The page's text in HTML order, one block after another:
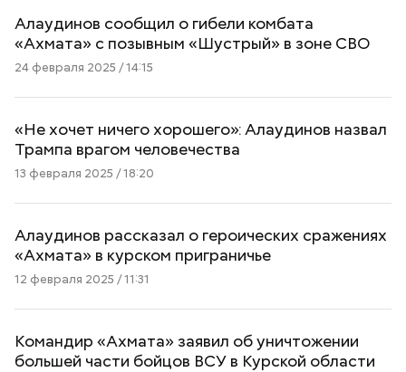
Алаудинов сообщил о гибели комбата
«Ахмата» с позывным «Шустрый» в зоне СВО
24 февраля 2025 / 14:15
«Не хочет ничего хорошего»: Алаудинов назвал
Трампа врагом человечества
13 февраля 2025 / 18:20
Алаудинов рассказал о героических сражениях
«Ахмата» в курском приграничье
12 февраля 2025 / 11:31
Командир «Ахмата» заявил об уничтожении
большей части бойцов ВСУ в Курской области